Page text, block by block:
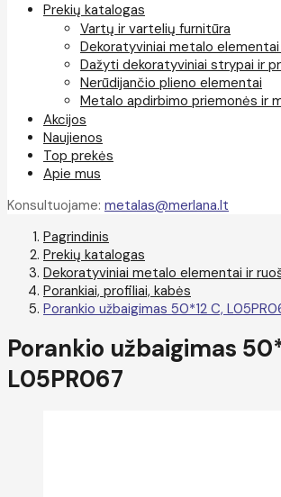
Prekių katalogas
Vartų ir vartelių furnitūra
Dekoratyviniai metalo elementai
Dažyti dekoratyviniai strypai ir
Nerūdijančio plieno elementai
Metalo apdirbimo priemonės ir
Akcijos
Naujienos
Top prekės
Apie mus
Konsultuojame: metalas@merlana.lt
Pagrindinis
Prekių katalogas
Dekoratyviniai metalo elementai ir
Porankiai, profiliai, kabės
Porankio užbaigimas 50*12 C,
Porankio užbaigimas
L05PR067